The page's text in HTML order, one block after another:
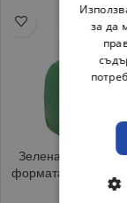
Зелена
формата на чанта,
14.3 см
за да